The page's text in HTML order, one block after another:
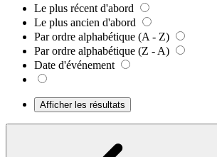
Le plus récent d'abord
Le plus ancien d'abord
Par ordre alphabétique (A - Z)
Par ordre alphabétique (Z - A)
Date d'événement
Afficher les résultats